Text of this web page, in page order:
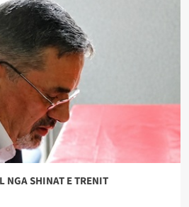
NGA SHINAT E TRENIT